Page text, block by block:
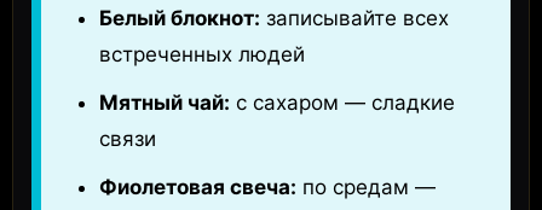
Белый блокнот: записывайте всех
встреченных людей
Мятный чай: с сахаром — сладкие
связи
Фиолетовая свеча: по средам —